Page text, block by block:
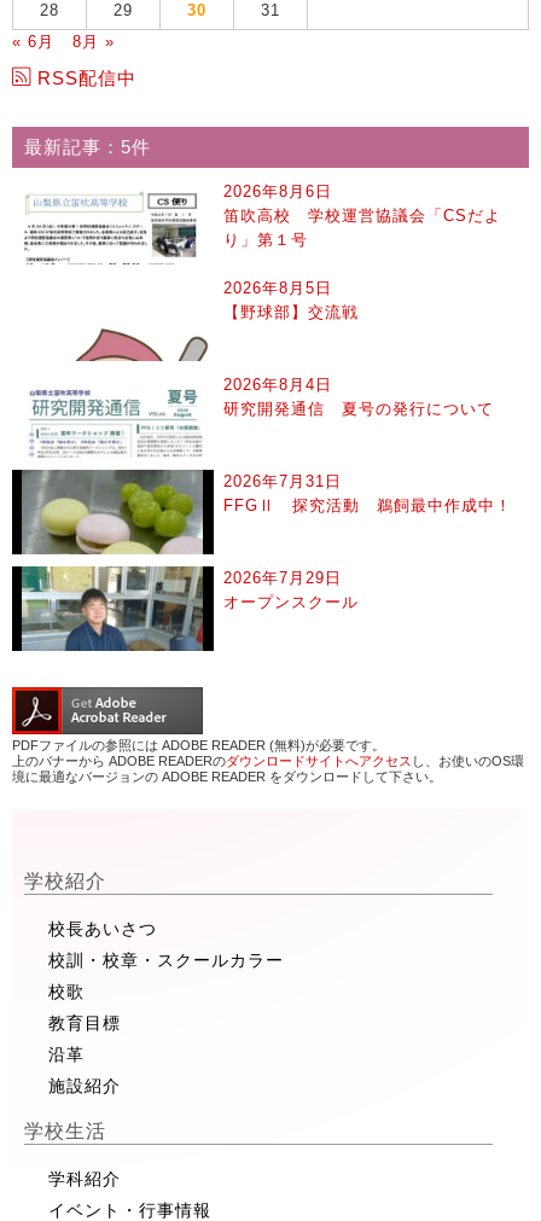
28 29 30
31
« 6月
8月 »
RSS配信中
最新記事：5件
2026年8月6日
笛吹高校 学校運営協議会「CSだよ
り」第１号
2026年8月5日
【野球部】交流戦
2026年8月4日
研究開発通信 夏号の発行について
2026年7月31日
FFGⅡ 探究活動 鵜飼最中作成中！
2026年7月29日
オープンスクール
PDFファイルの参照には ADOBE READER (無料)が必要です。
上のバナーから ADOBE READERのダウンロードサイトへアクセス し、お使いのOS環
境に最適なバージョンの ADOBE READER をダウンロードして下さい。
学校紹介
校長あいさつ
校訓・校章・スクールカラー
校歌
教育目標
沿革
施設紹介
学校生活
学科紹介
イベント・行事情報